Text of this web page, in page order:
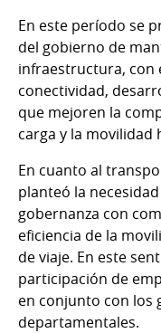
En este período se
del gobierno de
infraestructura, con
conectividad,
que mejoren la
carga y la movilidad
En cuanto al
planteó la
gobernanza con
eficiencia de la
de viaje. En este
participación de
en conjunto con los
departamentales.